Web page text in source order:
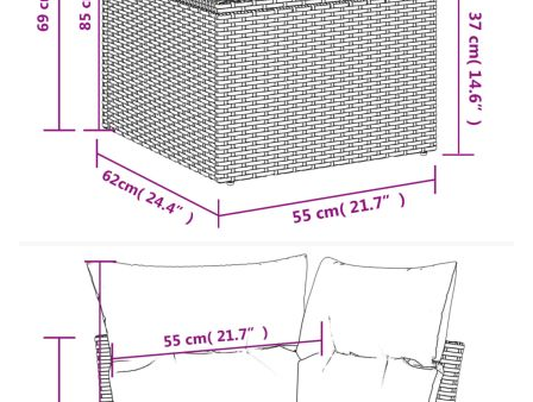
Размери на седалката: 55 x 55 cм (Ш x Д)
Височина на седалката от земята: 37 см
Височина на подлакътника от земята: 55 см
Ширина на подлакътника: 27,5 см
Маса:
Цвят: Светлосив
Материал: PE ратан, прахово боядисана
стомана, закалено стъкло
Размери: 55 x 55 x 37 см (Д x Ш x В)
Възглавница: